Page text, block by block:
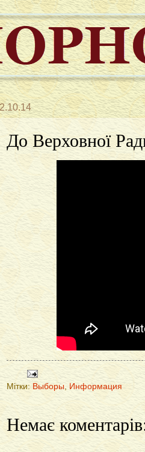
До Верховної
Мітки: Выборы, Информация
Немає